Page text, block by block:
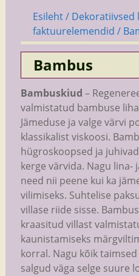
Esileht/ Dekoratiivsed
faktuurelemendid /
Bambus
Bambuskiud –
valmistatud bambuse
Jämeduse ja valge värvi
klassikalist viskoosi.
hügroskoopsed ja
kerge värvida. Nagu lina-
need nii peene kui ka
vilimiseks. Suhtelise
villase riide sisse.
kraasitud villast
kaunistamiseks
korral. Nagu kõik
salgud väga selge suure